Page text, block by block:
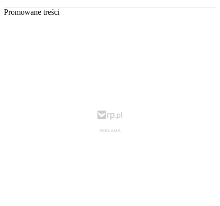
Promowane treści